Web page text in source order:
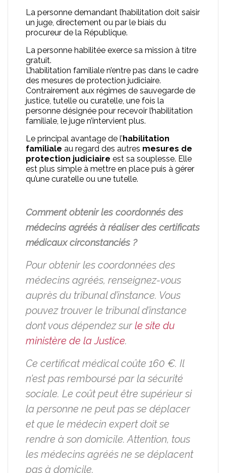
petit-
enfant
La personne demandant l’habilitation doit saisir
un juge, directement ou par le biais du
procureur de la République.
La personne habilitée exerce sa mission à titre
gratuit.
L’habilitation familiale n’entre pas dans le cadre
des mesures de protection judiciaire.
Contrairement aux régimes de sauvegarde de
justice, tutelle ou curatelle, une fois la
personne désignée pour recevoir l’habilitation
familiale, le juge n’intervient plus.
Le principal avantage de l’habilitation
familiale au regard des autres mesures de
protection judiciaire est sa souplesse. Elle
est plus simple à mettre en place puis à gérer
qu’une curatelle ou une tutelle.
Comment obtenir les coordonnés des
médecins agréés à réaliser des certificats
médicaux circonstanciés ?
Pour obtenir les coordonnées des
médecins agréés, renseignez-vous
auprès du tribunal d’instance. Vous
pouvez trouver le tribunal d’instance
dont vous dépendez surle site du
ministère de la Justice.
Ce certificat médical coûte 160 €. Il
n’est pas remboursé par la sécurité
sociale. Le coût peut être supérieur si
la personne ne peut pas se déplacer
et que le médecin expert doit se
rendre à son domicile. Attention, tous
les médecins agréés ne se déplacent
pas à domicile.